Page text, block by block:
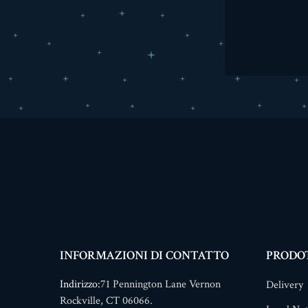
INFORMAZIONI DI CONTATTO
Indirizzo:71 Pennington Lane Vernon
Rockville, CT 06066.
Delivery